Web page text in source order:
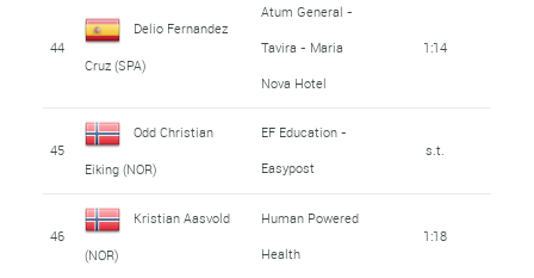
44
Delio Fernandez
Cruz (SPA)
Atum General -
Tavira - Maria
Nova Hotel
1:14
45
Odd Christian
Eiking (NOR)
EF Education -
Easypost
s.t.
46
Kristian Aasvold
(NOR)
Human Powered
Health
1:18